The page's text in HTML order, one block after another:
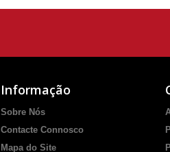
Informação
Sobre Nós
Contacte Connosco
Mapa do Site